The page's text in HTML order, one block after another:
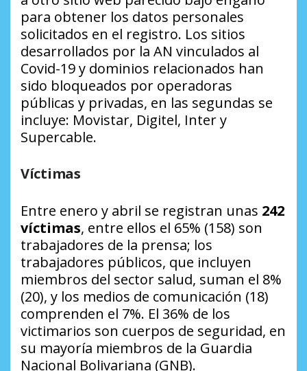
para obtener los datos personales
solicitados en el registro. Los sitios
desarrollados por la AN vinculados al
Covid-19 y dominios relacionados han
sido bloqueados por operadoras
públicas y privadas, en las segundas se
incluye: Movistar, Digitel, Inter y
Supercable.
Víctimas
Entre enero y abril se registran unas 242
víctimas, entre ellos el 65% (158) son
trabajadores de la prensa; los
trabajadores públicos, que incluyen
miembros del sector salud, suman el 8%
(20), y los medios de comunicación (18)
comprenden el 7%. El 36% de los
victimarios son cuerpos de seguridad, en
su mayoría miembros de la Guardia
Nacional Bolivariana (GNB).